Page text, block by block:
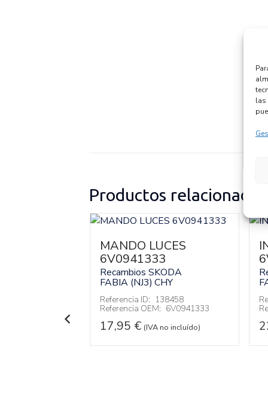
las
Productos relacionados
MANDO LUCES
6V0941333
Recambios SKODA
FABIA (NJ3) CHY
Referencia ID: 138458
Referencia OEM: 6V0941333
17,95 € (IVA no incluído)